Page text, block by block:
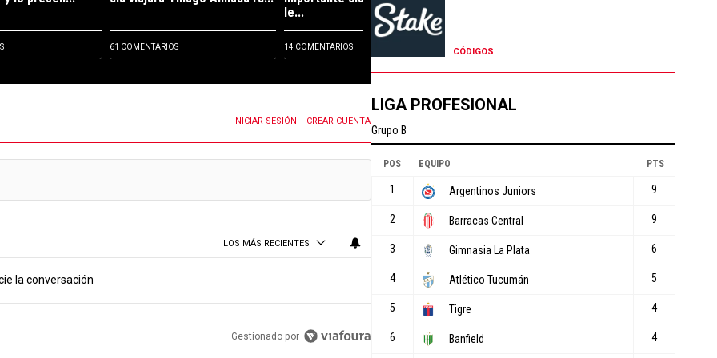
61 COMENTARIOS
le...
14 COMENTARIOS 4 COMENTARIOS
CUANDO SE PUBLIQUEN NUEVOS COMENTARIOSINICIAR SESIÓN CREAR CUENTA
LOS MÁS RECIENTES
la conversación
CÓDIGOS
LIGA PROFESIONAL